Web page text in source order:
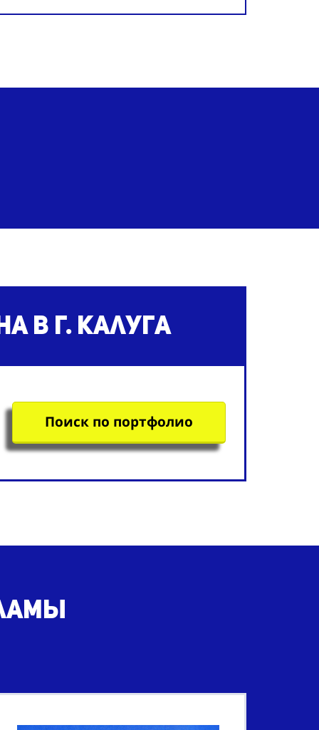
в г. Калуга
Поиск по портфолио